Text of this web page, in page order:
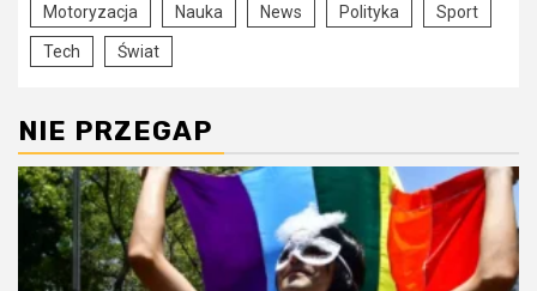
Motoryzacja Nauka News Polityka Sport
Tech Świat
NIE PRZEGAP